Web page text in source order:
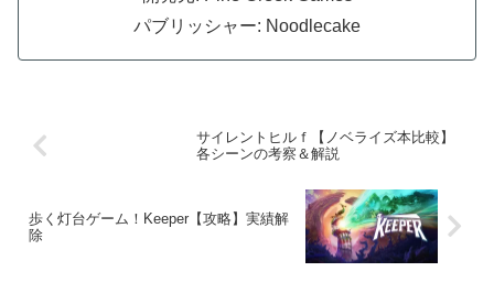
パブリッシャー: Noodlecake
サイレントヒルｆ【ノベライズ本比較】
各シーンの考察＆解説
歩く灯台ゲーム！Keeper【攻略】実績解
除